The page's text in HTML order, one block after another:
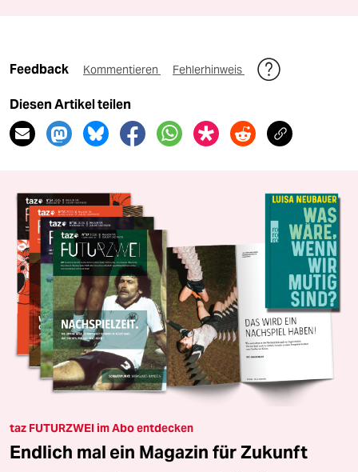
Feedback Kommentieren Fehlerhinweis
Diesen Artikel teilen
taz FUTURZWEI im Abo entdecken
Endlich mal ein Magazin für Zukunft